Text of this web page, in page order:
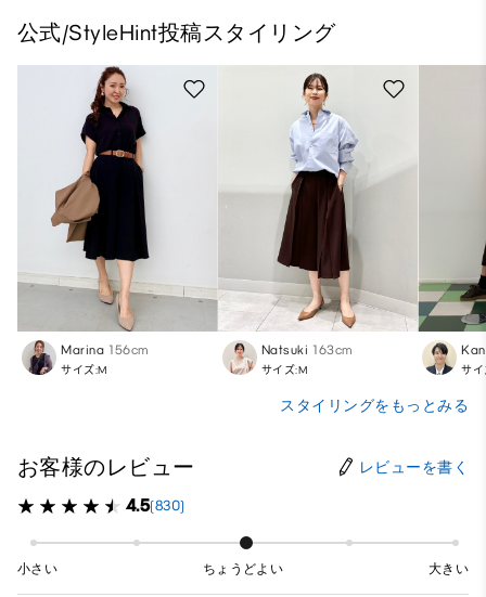
公式/StyleHint投稿スタイリング
Marina 156cm
サイズ:M
Natsuki 163cm
サイズ:M サ
スタイリングをもっとみる
お客様のレビュー レビューを書く
4.5(830)
小さい ちょうどよい 大きい